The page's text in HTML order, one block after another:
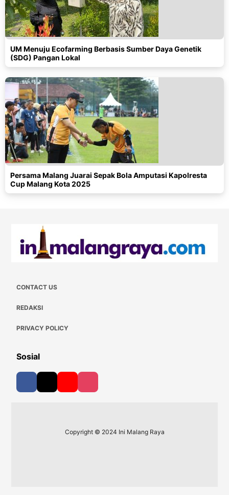
UM Menuju Ecofarming Berbasis Sumber Daya Genetik
(SDG) Pangan Lokal
Persama Malang Juarai Sepak Bola Amputasi Kapolresta
Cup Malang Kota 2025
CONTACT US
REDAKSI
PRIVACY POLICY
Sosial
Copyright © 2024 Ini Malang Raya